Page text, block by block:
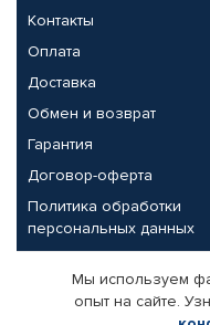
Контакты
Оплата
Доставка
Обмен и возврат
Гарантия
Договор-оферта
Политика обработки
персональных данных
Партнерам
Корпоративным
Мы используем
опыт на сайте.